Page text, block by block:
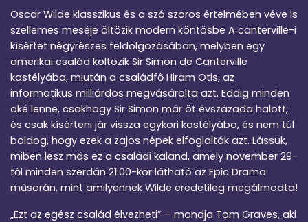
Oscar Wilde klasszikus és a szó szoros értelmében véve is
szellemes meséje öltözik modern köntösbe A canterville-i
kísértet négyrészes feldolgozásában, melyben egy
amerikai család költözik Sir Simon de Canterville
kastélyába, miután a családfő Hiram Otis, az
informatikus milliárdos megvásárolta azt. Eddig minden
oké lenne, csakhogy Sir Simon már öt évszázada halott,
és csak kísérteni jár vissza egykori kastélyába, és nem túl
boldog, hogy ezek a zajos népek elfoglalták azt. Lássuk,
miben lesz más ez a családi kaland, amely november 29-
től minden szerdán 21:00-kor látható az Epic Drama
műsorán, mint amilyennek Wilde eredetileg megálmodta!
„Ezt az egész család élvezheti” – mondja Tom Graves, aki